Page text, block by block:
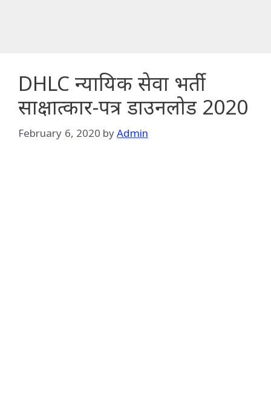
DHLC न्यायिक सेवा भर्ती
साक्षात्कार-पत्र डाउनलोड 2020
February 6, 2020 byAdmin